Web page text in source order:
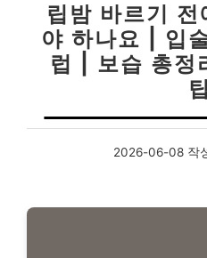
립밤 바르기 전
야 하나요 | 입
럽 | 보습 총정
팁
2026-06-08 작